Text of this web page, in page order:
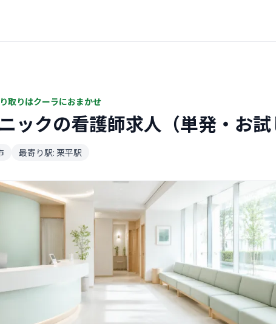
取りはクーラにおまかせ
ックの看護師求人（単発・お
最寄り駅: 栗平駅